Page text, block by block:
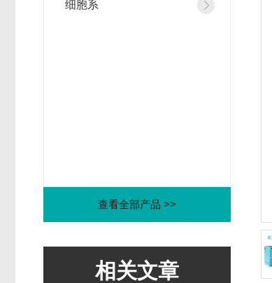
细胞系
查看全部产品 >>
相关文章